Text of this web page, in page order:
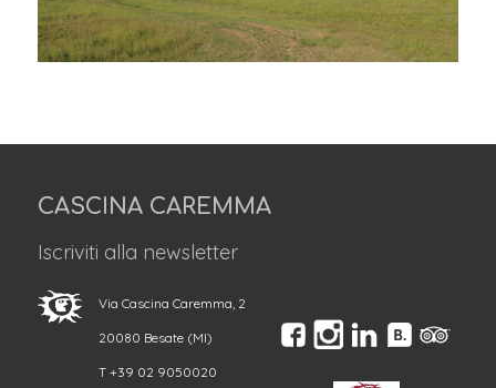
CASCINA CAREMMA
Iscriviti alla newsletter
Via Cascina Caremma, 2
20080 Besate (MI)
T +39 02 9050020